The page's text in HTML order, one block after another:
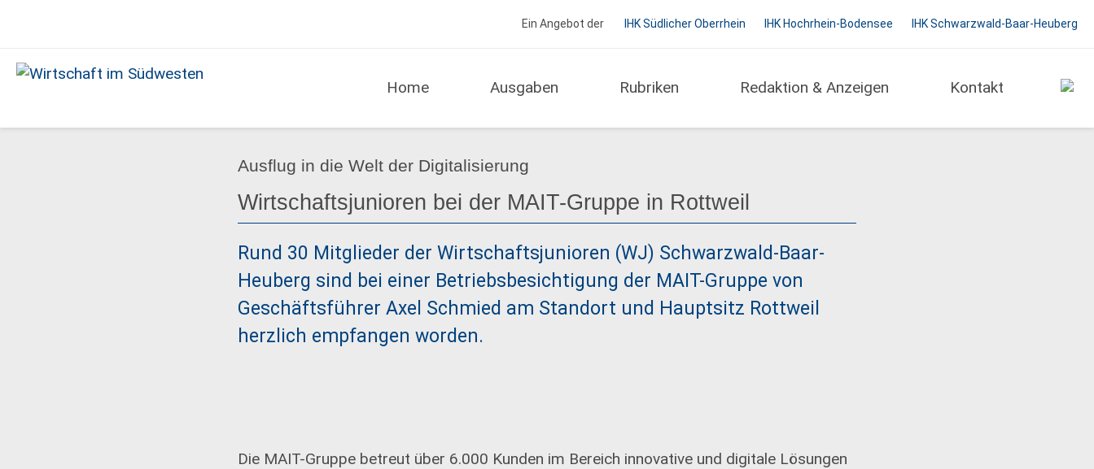
Ein Angebot der IHK Südlicher Oberrhein IHK Hochrhein-Bodensee IHK Schwarzwald-Baar-Heuberg
Home Ausgaben Rubriken Redaktion & Anzeigen Kontakt
Regio Report IHK Schwarzwald-Baar-Heuberg
Ausflug in die Welt der Digitalisierung
Wirtschaftsjunioren bei der MAIT-Gruppe in Rottweil
Rund 30 Mitglieder der Wirtschaftsjunioren (WJ) Schwarzwald-Baar-
Heuberg sind bei einer Betriebsbesichtigung der MAIT-Gruppe von
Geschäftsführer Axel Schmied am Standort und Hauptsitz Rottweil
herzlich empfangen worden.
Die MAIT-Gruppe betreut über 6.000 Kunden im Bereich innovative und digitale Lösungen